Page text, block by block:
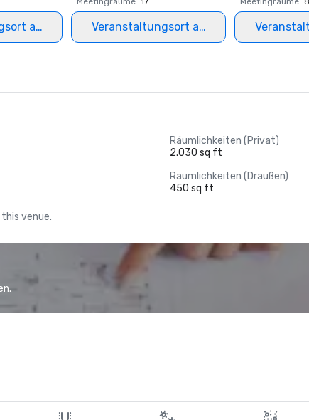
auswählen Veranstaltungsort auswählen
Räumlichkeiten (Privat)
2.030 sq ft
Räumlichkeiten (Draußen)
450 sq ft
venue.